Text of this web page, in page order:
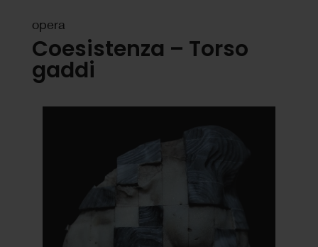
opera
Coesistenza – Torso
gaddi